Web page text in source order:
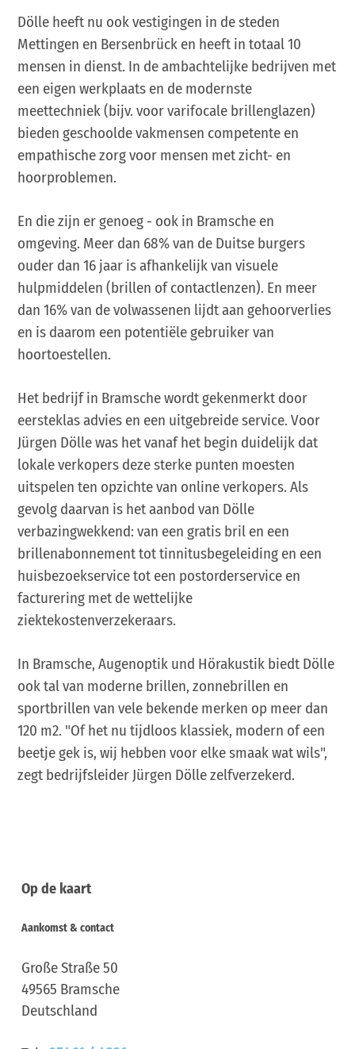
Dölle heeft nu ook vestigingen in de steden
Mettingen en Bersenbrück en heeft in totaal 10
mensen in dienst. In de ambachtelijke bedrijven met
een eigen werkplaats en de modernste
meettechniek (bijv. voor varifocale brillenglazen)
bieden geschoolde vakmensen competente en
empathische zorg voor mensen met zicht- en
hoorproblemen.
En die zijn er genoeg - ook in Bramsche en
omgeving. Meer dan 68% van de Duitse burgers
ouder dan 16 jaar is afhankelijk van visuele
hulpmiddelen (brillen of contactlenzen). En meer
dan 16% van de volwassenen lijdt aan gehoorverlies
en is daarom een potentiële gebruiker van
hoortoestellen.
Het bedrijf in Bramsche wordt gekenmerkt door
eersteklas advies en een uitgebreide service. Voor
Jürgen Dölle was het vanaf het begin duidelijk dat
lokale verkopers deze sterke punten moesten
uitspelen ten opzichte van online verkopers. Als
gevolg daarvan is het aanbod van Dölle
verbazingwekkend: van een gratis bril en een
brillenabonnement tot tinnitusbegeleiding en een
huisbezoekservice tot een postorderservice en
facturering met de wettelijke
ziektekostenverzekeraars.
In Bramsche, Augenoptik und Hörakustik biedt Dölle
ook tal van moderne brillen, zonnebrillen en
sportbrillen van vele bekende merken op meer dan
120 m2. "Of het nu tijdloos klassiek, modern of een
beetje gek is, wij hebben voor elke smaak wat wils",
zegt bedrijfsleider Jürgen Dölle zelfverzekerd.
Op de kaart
Aankomst & contact
Große Straße 50
49565 Bramsche
Deutschland